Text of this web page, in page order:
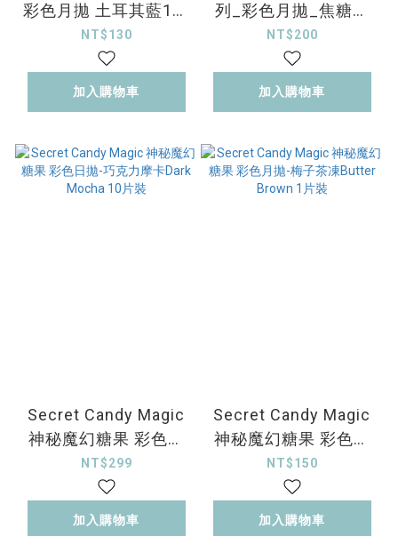
彩色月拋 土耳其藍1片
裝
NT$130
加入購物車
列_彩色月拋_焦糖瑪
奇朵_1片裝
NT$200
加入購物車
Secret Candy Magic
神秘魔幻糖果 彩色日
拋-巧克力摩卡Dark
Mocha 10片裝
NT$299
加入購物車
Secret Candy Magic
神秘魔幻糖果 彩色月
拋-梅子茶凍Butter
Brown 1片裝
NT$150
加入購物車